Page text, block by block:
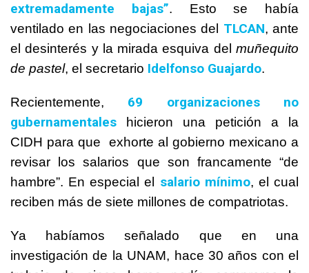
extremadamente bajas”. Esto se había
ventilado en las negociaciones del TLCAN, ante
el desinterés y la mirada esquiva del muñequito
de pastel, el secretario Idelfonso Guajardo.
Recientemente, 69 organizaciones no
gubernamentales hicieron una petición a la
CIDH para que exhorte al gobierno mexicano a
revisar los salarios que son francamente “de
hambre”. En especial el salario mínimo, el cual
reciben más de siete millones de compatriotas.
Ya habíamos señalado que en una
investigación de la UNAM, hace 30 años con el